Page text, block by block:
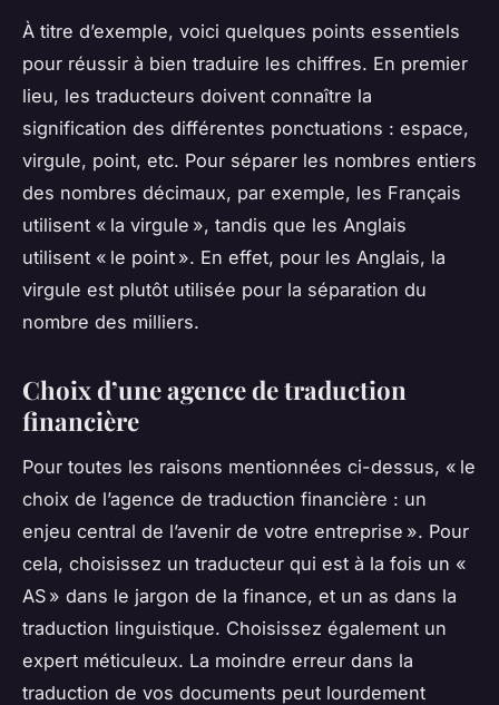
À titre d’exemple, voici quelques points essentiels
pour réussir à bien traduire les chiffres. En premier
lieu, les traducteurs doivent connaître la
signification des différentes ponctuations : espace,
virgule, point, etc. Pour séparer les nombres entiers
des nombres décimaux, par exemple, les Français
utilisent « la virgule », tandis que les Anglais
utilisent « le point ». En effet, pour les Anglais, la
virgule est plutôt utilisée pour la séparation du
nombre des milliers.
Choix d’une agence de traduction
financière
Pour toutes les raisons mentionnées ci-dessus, « le
choix de l’agence de traduction financière : un
enjeu central de l’avenir de votre entreprise ». Pour
cela, choisissez un traducteur qui est à la fois un «
AS » dans le jargon de la finance, et un as dans la
traduction linguistique. Choisissez également un
expert méticuleux. La moindre erreur dans la
traduction de vos documents peut lourdement